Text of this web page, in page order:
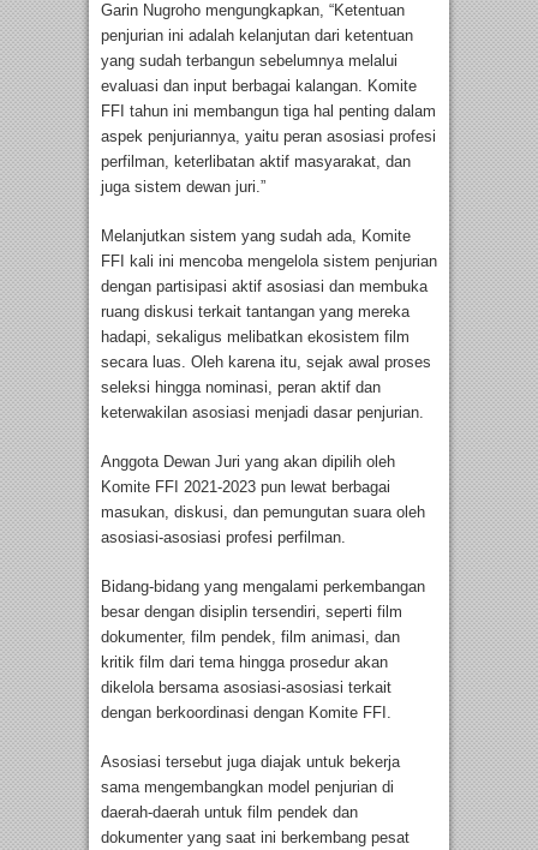
Garin Nugroho mengungkapkan, “Ketentuan
penjurian ini adalah kelanjutan dari ketentuan
yang sudah terbangun sebelumnya melalui
evaluasi dan input berbagai kalangan. Komite
FFI tahun ini membangun tiga hal penting dalam
aspek penjuriannya, yaitu peran asosiasi profesi
perfilman, keterlibatan aktif masyarakat, dan
juga sistem dewan juri.”
Melanjutkan sistem yang sudah ada, Komite
FFI kali ini mencoba mengelola sistem penjurian
dengan partisipasi aktif asosiasi dan membuka
ruang diskusi terkait tantangan yang mereka
hadapi, sekaligus melibatkan ekosistem film
secara luas. Oleh karena itu, sejak awal proses
seleksi hingga nominasi, peran aktif dan
keterwakilan asosiasi menjadi dasar penjurian.
Anggota Dewan Juri yang akan dipilih oleh
Komite FFI 2021-2023 pun lewat berbagai
masukan, diskusi, dan pemungutan suara oleh
asosiasi-asosiasi profesi perfilman.
Bidang-bidang yang mengalami perkembangan
besar dengan disiplin tersendiri, seperti film
dokumenter, film pendek, film animasi, dan
kritik film dari tema hingga prosedur akan
dikelola bersama asosiasi-asosiasi terkait
dengan berkoordinasi dengan Komite FFI.
Asosiasi tersebut juga diajak untuk bekerja
sama mengembangkan model penjurian di
daerah-daerah untuk film pendek dan
dokumenter yang saat ini berkembang pesat